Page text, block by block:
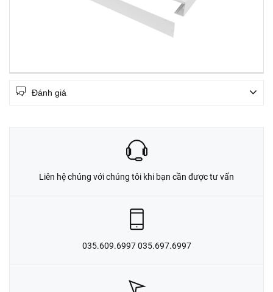
Đánh giá
Liên hệ chúng với chúng tôi khi bạn cần được tư vấn
035.609.6997 035.697.6997